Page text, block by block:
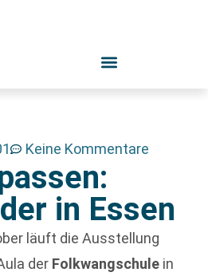
Keine Kommentare
in Essen
läuft die Ausstellung
der Folkwangschule in